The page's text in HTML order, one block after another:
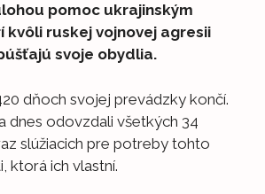
pomoc ukrajinským
kvôli ruskej vojnovej agresii
svoje obydlia.
dňoch svojej prevádzky končí.
dnes odovzdali všetkých 34
slúžiacich pre potreby tohto
ktorá ich vlastní.